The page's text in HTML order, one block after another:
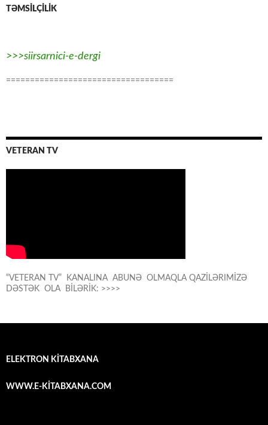
TƏMSİLÇİLİK
>>>siirsarnici-e-dergi
===================================
VETERAN TV
“VETERAN TV” KANALINA ABUNƏ OLMAQLA QAZİLƏRIMİZƏ
DƏSTƏK OLA BİLƏRİK: >>>>
ELEKTRON KİTABXANA
WWW.E-KİTABXANA.COM